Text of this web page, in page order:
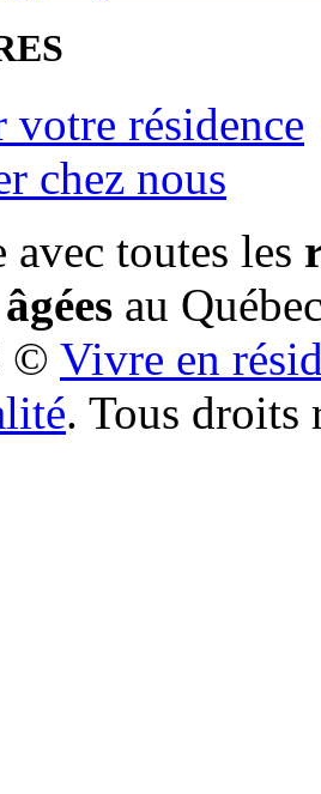
votre résidence
chez nous
avec toutes les
au
© Vivre en
. Tous droits